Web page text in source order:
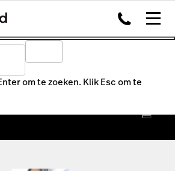
om te zoeken. Klik Esc om te